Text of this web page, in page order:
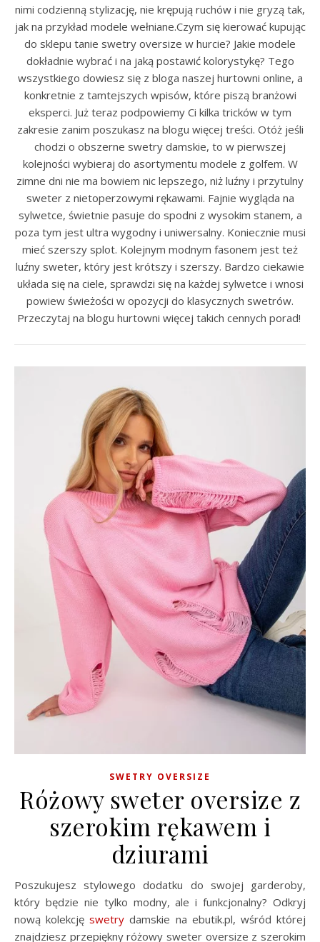
nimi codzienną stylizację, nie krępują ruchów i nie gryzą tak,
jak na przykład modele wełniane.Czym się kierować kupując
do sklepu tanie swetry oversize w hurcie? Jakie modele
dokładnie wybrać i na jaką postawić kolorystykę? Tego
wszystkiego dowiesz się z bloga naszej hurtowni online, a
konkretnie z tamtejszych wpisów, które piszą branżowi
eksperci. Już teraz podpowiemy Ci kilka tricków w tym
zakresie zanim poszukasz na blogu więcej treści. Otóż jeśli
chodzi o obszerne swetry damskie, to w pierwszej
kolejności wybieraj do asortymentu modele z golfem. W
zimne dni nie ma bowiem nic lepszego, niż luźny i przytulny
sweter z nietoperzowymi rękawami. Fajnie wygląda na
sylwetce, świetnie pasuje do spodni z wysokim stanem, a
poza tym jest ultra wygodny i uniwersalny. Koniecznie musi
mieć szerszy splot. Kolejnym modnym fasonem jest też
luźny sweter, który jest krótszy i szerszy. Bardzo ciekawie
układa się na ciele, sprawdzi się na każdej sylwetce i wnosi
powiew świeżości w opozycji do klasycznych swetrów.
Przeczytaj na blogu hurtowni więcej takich cennych porad!
SWETRY OVERSIZE
Różowy sweter oversize z
szerokim rękawem i
dziurami
Poszukujesz stylowego dodatku do swojej garderoby,
który będzie nie tylko modny, ale i funkcjonalny? Odkryj
nową kolekcjęswetry damskie na ebutik.pl, wśród której
znajdziesz przepiękny różowy sweter oversize z szerokim